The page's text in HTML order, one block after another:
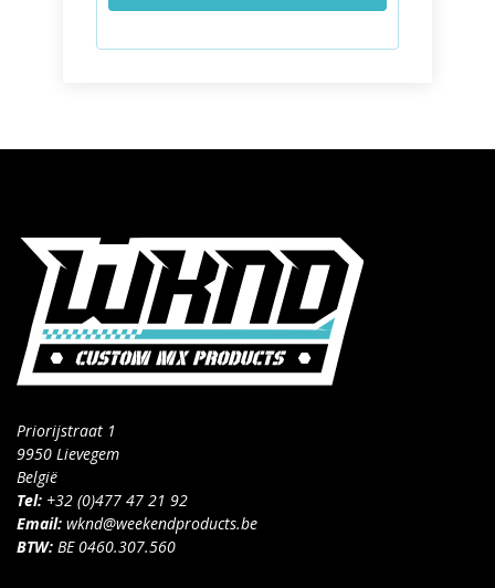
Priorijstraat 1
9950 Lievegem
België
Tel: +32 (0)477 47 21 92
Email: wknd@weekendproducts.be
BTW: BE 0460.307.560